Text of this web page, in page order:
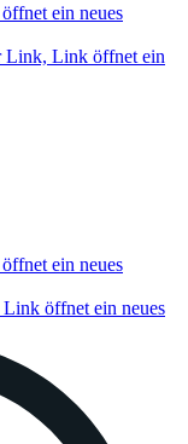
ein neues
Link, Link öffnet ein
ein neues
öffnet ein neues